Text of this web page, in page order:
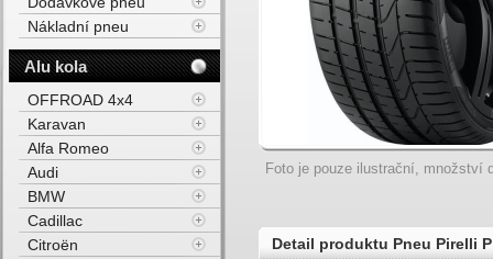
Foto je pouze ilustrační, množství
Detail produktu Pneu Pirelli
Nákladní pneu
Alu kola
OFFROAD 4x4
Karavan
Alfa Romeo
Audi
BMW
Cadillac
Citroën